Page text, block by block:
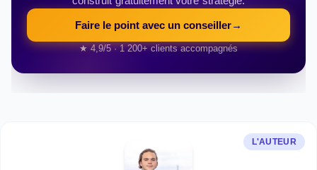
Faire le point avec un conseiller→
★ 4,9/5 · 1 200+ clients accompagnés
L'AUTEUR